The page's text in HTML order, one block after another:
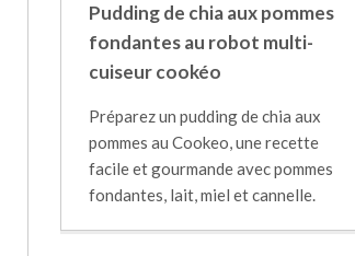
Pudding de chia aux pommes
fondantes au robot multi-
cuiseur cookéo
Préparez un pudding de chia aux
pommes au Cookeo, une recette
facile et gourmande avec pommes
fondantes, lait, miel et cannelle.